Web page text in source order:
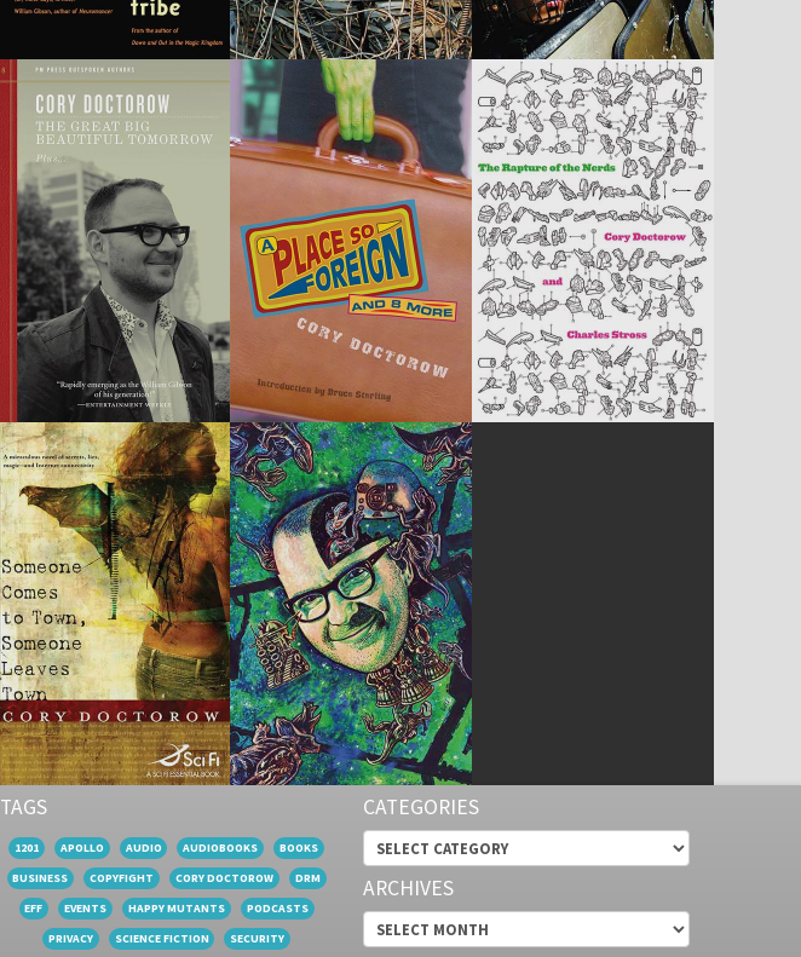
TAGS
1201 APOLLO AUDIO AUDIOBOOKS
BOOKS
BUSINESS
COPYFIGHT CORY DOCTOROW
DRM
EFF
EVENTS HAPPY MUTANTS
PODCASTS
PRIVACY
SCIENCE FICTION SECURITY
CATEGORIES
Categories
ARCHIVES
Archives